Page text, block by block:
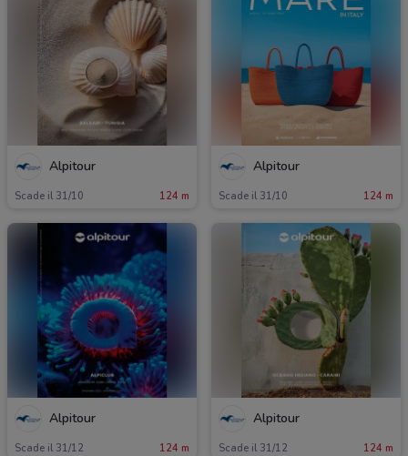
Alpitour
Scade il 31/10 124 m
Alpitour
Scade il 31/10 124 m
Alpitour
Scade il 31/12 124 m
Alpitour
Scade il 31/12 124 m